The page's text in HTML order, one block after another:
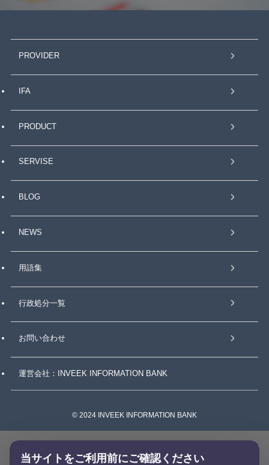
PROVIDER
IFA
PRODUCT
SERVISE
BLOG
NEWS
用語集
行政処分一覧
お問い合わせ
運営会社：INVEEK INFORMATION BANK
© 2024 INVEEK INFORMATION BANK
当サイトをご利用前にご確認ください